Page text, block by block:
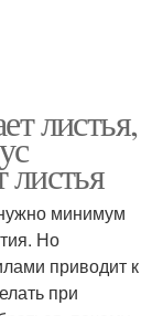
листья,
минимум
Но
приводит к
при